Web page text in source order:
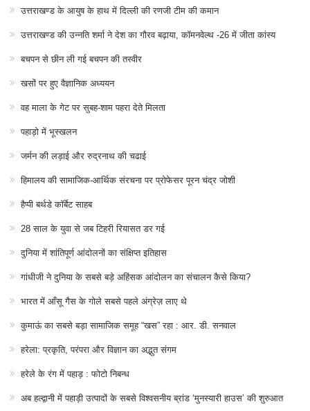
उत्तराखण्ड के आयुष के हाथ में दिल्ली की रणजी टीम की कमान
उत्तराखण्ड की उन्नति शर्मा ने देश का गौरव बढ़ाया, कॉमनवेल्थ -26 में जीता कांस्य
बचपन से छीन ली गई बचपन की तस्वीर
खसों पर हुए वैज्ञानिक अध्ययन
वह माला के गेट पर सुबह-शाम पहरा देते मिलता
पहाड़ो में भूस्खलन
जर्मन की लड़ाई और रुद्रनाथ की चढाई
हिमालय की सामाजिक-आर्थिक संरचना पर प्रोफेसर पूरन चंद्र जोशी
हैप्पी बर्थडे कॉर्बेट साहब
28 साल के युवा से जब टिहरी रियासत डर गई
दुनिया में शांतिपूर्ण आंदोलनों का संक्षिप्त इतिहास
गांधीजी ने दुनिया के सबसे बड़े अहिंसक आंदोलन का संचालन कैसे किया?
भारत में आँसू गैस के गोले सबसे पहले अंग्रेज़ लाए थे
कुमाऊं का सबसे बड़ा सामाजिक समूह “खस” रहा : आर. डी. सनवाल
हरेला: प्रकृति, परंपरा और विज्ञान का अद्भुत संगम
हरेले के रंग में पहाड़ : फोटो निबन्ध
अब हल्द्वानी में पहाड़ी उत्पादों के सबसे विश्वसनीय ब्रांड ‘मुनस्यारी हाउस’ की शुरुआत